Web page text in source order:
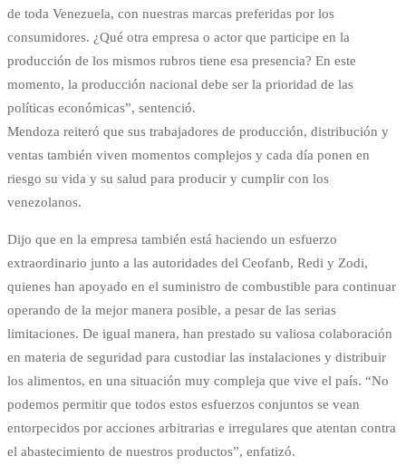
de toda Venezuela, con nuestras marcas preferidas por los
consumidores. ¿Qué otra empresa o actor que participe en la
producción de los mismos rubros tiene esa presencia? En este
momento, la producción nacional debe ser la prioridad de las
políticas económicas”, sentenció.
Mendoza reiteró que sus trabajadores de producción, distribución y
ventas también viven momentos complejos y cada día ponen en
riesgo su vida y su salud para producir y cumplir con los
venezolanos.
Dijo que en la empresa también está haciendo un esfuerzo
extraordinario junto a las autoridades del Ceofanb, Redi y Zodi,
quienes han apoyado en el suministro de combustible para continuar
operando de la mejor manera posible, a pesar de las serias
limitaciones. De igual manera, han prestado su valiosa colaboración
en materia de seguridad para custodiar las instalaciones y distribuir
los alimentos, en una situación muy compleja que vive el país. “No
podemos permitir que todos estos esfuerzos conjuntos se vean
entorpecidos por acciones arbitrarias e irregulares que atentan contra
el abastecimiento de nuestros productos”, enfatizó.